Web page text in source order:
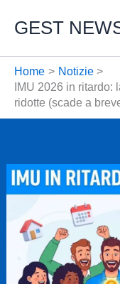
GEST
Home
Notizie
IMU 2026 in
ridotte (scade a